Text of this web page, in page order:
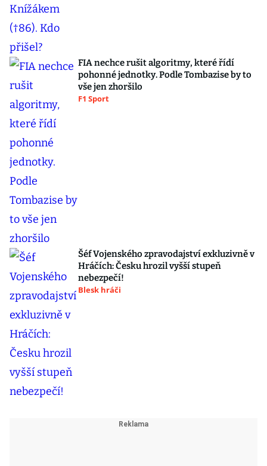
FIA nechce rušit algoritmy, které řídí
pohonné jednotky. Podle Tombazise by to
vše jen zhoršilo
F1 Sport
Šéf Vojenského zpravodajství exkluzivně v
Hráčích: Česku hrozil vyšší stupeň
nebezpečí!
Blesk hráči